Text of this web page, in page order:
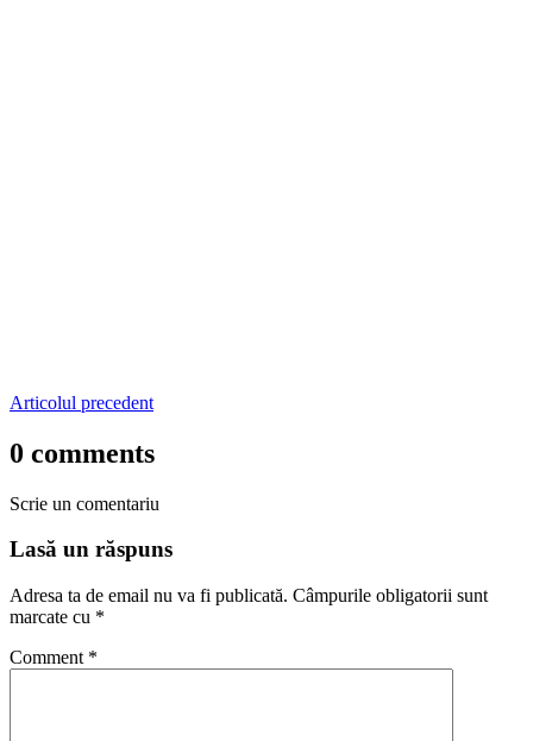
Articolul precedent
0 comments
Scrie un comentariu
Lasă un răspuns
Adresa ta de email nu va fi publicată. Câmpurile obligatorii sunt
marcate cu *
Comment *